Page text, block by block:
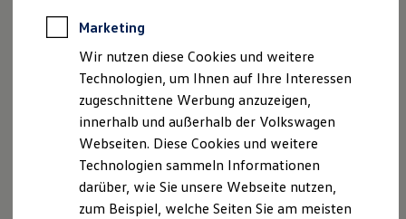
Rekuperation
Laden unterwegs
Laden Zuhause
Ladestationen finden
Ladezeitensimulator
Batterie
Sicherheit
Nachhaltigkeit
Technologie
Kosten und Kauf
Marketing
Wir nutzen diese Cookies und weitere
Technologien, um Ihnen auf Ihre Interessen
zugeschnittene Werbung anzuzeigen,
innerhalb und außerhalb der Volkswagen
Webseiten. Diese Cookies und weitere
Technologien sammeln Informationen
darüber, wie Sie unsere Webseite nutzen,
zum Beispiel, welche Seiten Sie am meisten